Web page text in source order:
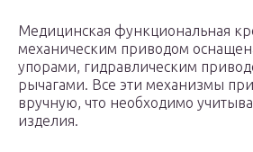
Медицинская функциональная
механическим приводом
упорами, гидравлическим
рычагами. Все эти механизмы
вручную, что необходимо
изделия.